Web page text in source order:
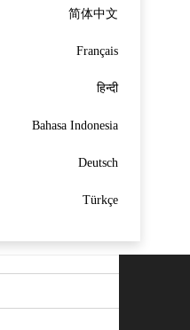
简体中文
Français
हिन्दी
Bahasa Indonesia
Deutsch
Türkçe